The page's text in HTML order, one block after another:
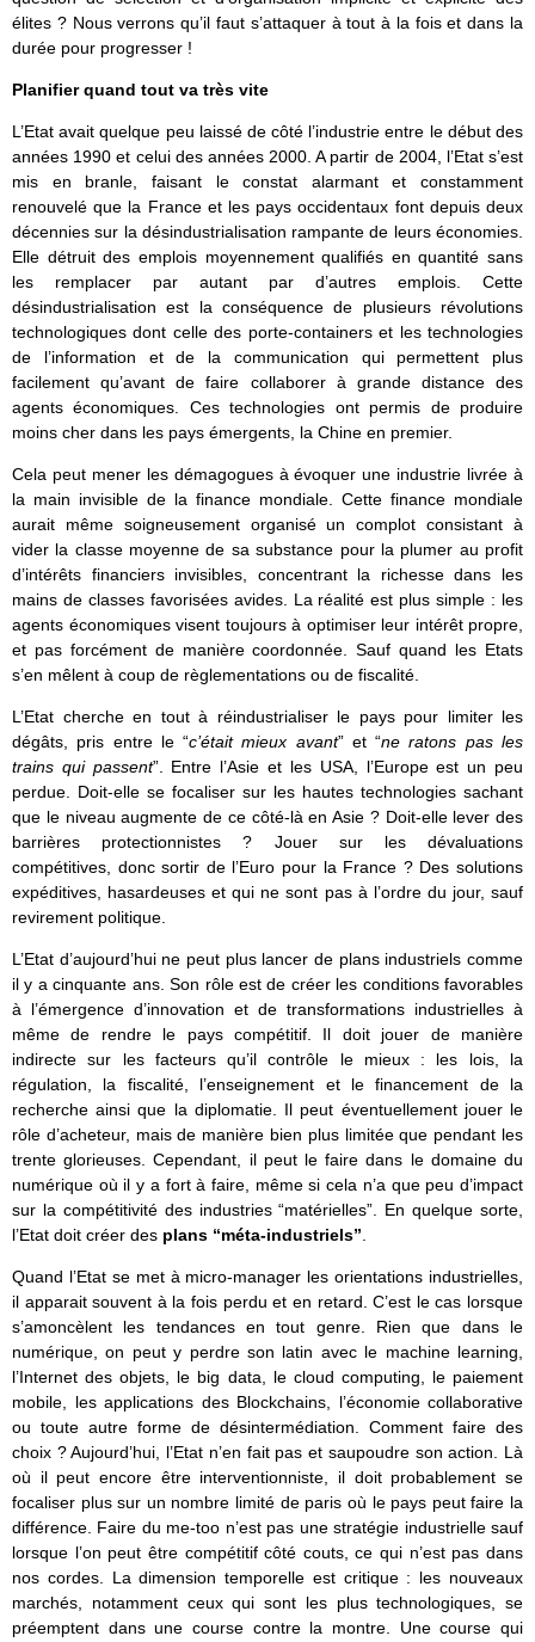
élites ? Nous verrons qu’il faut s’attaquer à tout à la fois et dans la
durée pour progresser !
Planifier quand tout va très vite
L’Etat avait quelque peu laissé de côté l’industrie entre le début des
années 1990 et celui des années 2000. A partir de 2004, l’Etat s’est
mis en branle, faisant le constat alarmant et constamment
renouvelé que la France et les pays occidentaux font depuis deux
décennies sur la désindustrialisation rampante de leurs économies.
Elle détruit des emplois moyennement qualifiés en quantité sans
les remplacer par autant par d’autres emplois. Cette
désindustrialisation est la conséquence de plusieurs révolutions
technologiques dont celle des porte-containers et les technologies
de l’information et de la communication qui permettent plus
facilement qu’avant de faire collaborer à grande distance des
agents économiques. Ces technologies ont permis de produire
moins cher dans les pays émergents, la Chine en premier.
Cela peut mener les démagogues à évoquer une industrie livrée à
la main invisible de la finance mondiale. Cette finance mondiale
aurait même soigneusement organisé un complot consistant à
vider la classe moyenne de sa substance pour la plumer au profit
d’intérêts financiers invisibles, concentrant la richesse dans les
mains de classes favorisées avides. La réalité est plus simple : les
agents économiques visent toujours à optimiser leur intérêt propre,
et pas forcément de manière coordonnée. Sauf quand les Etats
s’en mêlent à coup de règlementations ou de fiscalité.
L’Etat cherche en tout à réindustrialiser le pays pour limiter les
dégâts, pris entre le “c’était mieux avant” et “ne ratons pas les
trains qui passent”. Entre l’Asie et les USA, l’Europe est un peu
perdue. Doit-elle se focaliser sur les hautes technologies sachant
que le niveau augmente de ce côté-là en Asie ? Doit-elle lever des
barrières protectionnistes ? Jouer sur les dévaluations
compétitives, donc sortir de l’Euro pour la France ? Des solutions
expéditives, hasardeuses et qui ne sont pas à l’ordre du jour, sauf
revirement politique.
L’Etat d’aujourd’hui ne peut plus lancer de plans industriels comme
il y a cinquante ans. Son rôle est de créer les conditions favorables
à l’émergence d’innovation et de transformations industrielles à
même de rendre le pays compétitif. Il doit jouer de manière
indirecte sur les facteurs qu’il contrôle le mieux : les lois, la
régulation, la fiscalité, l’enseignement et le financement de la
recherche ainsi que la diplomatie. Il peut éventuellement jouer le
rôle d’acheteur, mais de manière bien plus limitée que pendant les
trente glorieuses. Cependant, il peut le faire dans le domaine du
numérique où il y a fort à faire, même si cela n’a que peu d’impact
sur la compétitivité des industries “matérielles”. En quelque sorte,
l’Etat doit créer des plans “méta-industriels”
Quand l’Etat se met à micro-manager les orientations industrielles,
il apparait souvent à la fois perdu et en retard. C’est le cas lorsque
s’amoncèlent les tendances en tout genre. Rien que dans le
numérique, on peut y perdre son latin avec le machine learning,
l’Internet des objets, le big data, le cloud computing, le paiement
mobile, les applications des Blockchains, l’économie collaborative
ou toute autre forme de désintermédiation. Comment faire des
choix ? Aujourd’hui, l’Etat n’en fait pas et saupoudre son action. Là
où il peut encore être interventionniste, il doit probablement se
focaliser plus sur un nombre limité de paris où le pays peut faire la
différence. Faire du me-too n’est pas une stratégie industrielle sauf
lorsque l’on peut être compétitif côté couts, ce qui n’est pas dans
nos cordes. La dimension temporelle est critique : les nouveaux
marchés, notamment ceux qui sont les plus technologiques, se
préemptent dans une course contre la montre. Une course qui